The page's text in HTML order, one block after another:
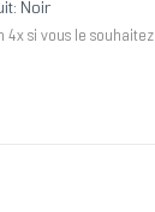
Noir
4x si vous le souhaitez